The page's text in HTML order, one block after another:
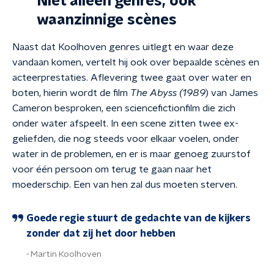
waanzinnige scènes
Naast dat Koolhoven genres uitlegt en waar deze
vandaan komen, vertelt hij ook over bepaalde scènes en
acteerprestaties. Aflevering twee gaat over water en
boten, hierin wordt de film The Abyss (1989) van James
Cameron besproken, een sciencefictionfilm die zich
onder water afspeelt. In een scene zitten twee ex-
geliefden, die nog steeds voor elkaar voelen, onder
water in de problemen, en er is maar genoeg zuurstof
voor één persoon om terug te gaan naar het
moederschip. Een van hen zal dus moeten sterven.
Goede regie stuurt de gedachte van de kijkers
zonder dat zij het door hebben
Martin Koolhoven